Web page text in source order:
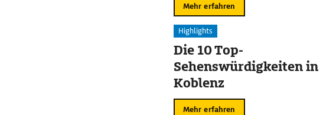
Mehr erfahren
Highlights
Die 10 Top-
Sehenswürdigkeiten in
Koblenz
Mehr erfahren